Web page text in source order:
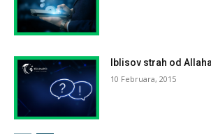
Iblisov strah od
10 Februara, 2015